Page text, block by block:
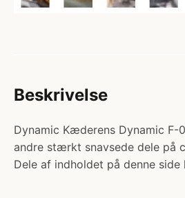
Beskrivelse
Dynamic Kæderens Dynamic F-
andre stærkt snavsede dele på
Dele af indholdet på denne